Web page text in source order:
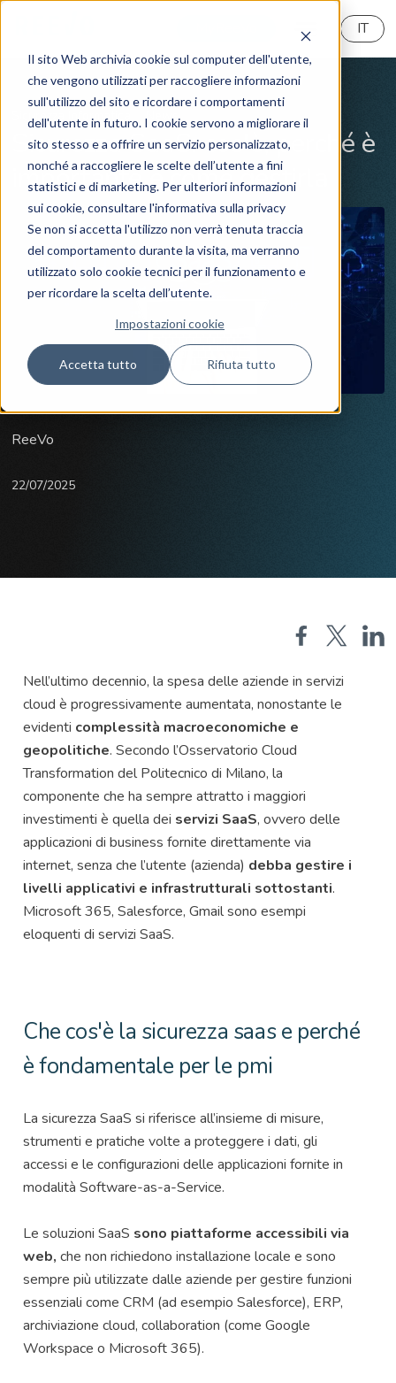
Il sito Web archivia cookie sul computer dell'utente,
che vengono utilizzati per raccogliere informazioni
sull'utilizzo del sito e ricordare i comportamenti
dell'utente in futuro. I cookie servono a migliorare il
sito stesso e a offrire un servizio personalizzato,
nonché a raccogliere le scelte dell’utente a fini
statistici e di marketing. Per ulteriori informazioni
sui cookie, consultare l'informativa sulla privacy
Se non si accetta l'utilizzo non verrà tenuta traccia
del comportamento durante la visita, ma verranno
utilizzato solo cookie tecnici per il funzionamento e
per ricordare la scelta dell’utente.
Impostazioni cookie
Accetta tutto Rifiuta tutto
IT
Sicurezza Informatica News
Sicurezza SaaS: cos'è, perché è
importante e come gestirla
ReeVo
22/07/2025
Nell’ultimo decennio, la spesa delle aziende in servizi
cloud è progressivamente aumentata, nonostante le
evidenti complessità macroeconomiche e
geopolitiche. Secondo l’Osservatorio Cloud
Transformation del Politecnico di Milano, la
componente che ha sempre attratto i maggiori
investimenti è quella dei servizi SaaS, ovvero delle
applicazioni di business fornite direttamente via
internet, senza che l’utente (azienda) debba gestire i
livelli applicativi e infrastrutturali sottostanti.
Microsoft 365, Salesforce, Gmail sono esempi
eloquenti di servizi SaaS.
Che cos'è la sicurezza saas e perché
è fondamentale per le pmi
La sicurezza SaaS si riferisce all’insieme di misure,
strumenti e pratiche volte a proteggere i dati, gli
accessi e le configurazioni delle applicazioni fornite in
modalità Software-as-a-Service.
Le soluzioni SaaS sono piattaforme accessibili via
web, che non richiedono installazione locale e sono
sempre più utilizzate dalle aziende per gestire funzioni
essenziali come CRM (ad esempio Salesforce), ERP,
archiviazione cloud, collaboration (come Google
Workspace o Microsoft 365).